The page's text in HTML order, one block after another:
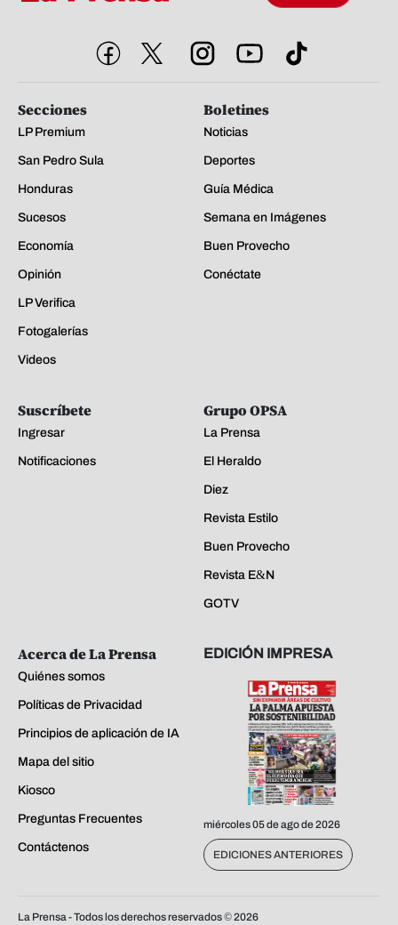
Secciones
LP Premium
San Pedro Sula
Honduras
Sucesos
Economía
Opinión
LP Verifica
Fotogalerías
Videos
Boletines
Noticias
Deportes
Guía Médica
Semana en Imágenes
Buen Provecho
Conéctate
Suscríbete
Ingresar
Notificaciones
Grupo OPSA
La Prensa
El Heraldo
Diez
Revista Estilo
Buen Provecho
Revista E&N
GOTV
Acerca de La Prensa
Quiénes somos
Políticas de Privacidad
Principios de aplicación de IA
Mapa del sitio
Kiosco
Preguntas Frecuentes
Contáctenos
EDICIÓN IMPRESA
miércoles 05 de ago de 2026
EDICIONES ANTERIORES
La Prensa - Todos los derechos reservados ©2026